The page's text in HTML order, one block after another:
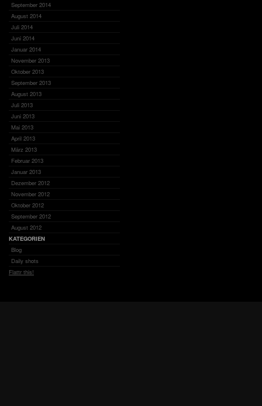
September 2014
August 2014
Juli 2014
Juni 2014
Januar 2014
November 2013
Oktober 2013
September 2013
August 2013
Juli 2013
Juni 2013
Mai 2013
April 2013
März 2013
Februar 2013
Januar 2013
Dezember 2012
November 2012
Oktober 2012
September 2012
August 2012
KATEGORIEN
Blog
Daily shots
Flattr this!